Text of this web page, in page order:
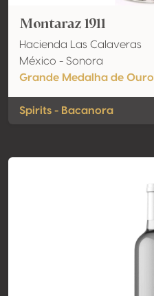
Montaraz 1911
Hacienda Las Calaveras
México - Sonora
Grande Medalha de Ouro
Spirits - Bacanora